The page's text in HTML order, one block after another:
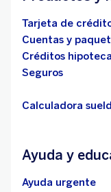
Tarjeta de
Cuentas y
Créditos
Seguros
Calculadora
Ayuda y
Ayuda urgente